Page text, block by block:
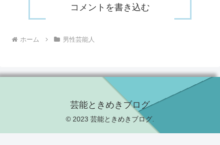
コメントを書き込む
ホーム 男性芸能人
芸能ときめきブログ
© 2023 芸能ときめきブログ.